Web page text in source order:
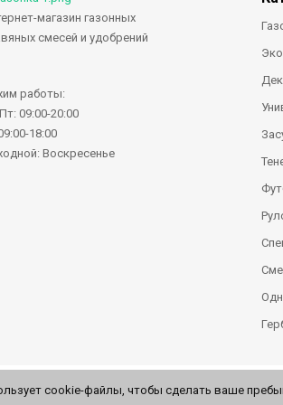
магазин газонных
смесей и удобрений
работы:
09:00-20:00
18:00
Воскресенье
права защищены
cookie-файлы, чтобы сделать ваше